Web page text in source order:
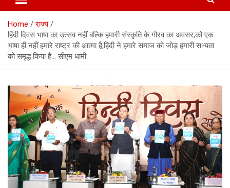
News, Uttarakhand News in
Hindi
Home
राज्य
हिंदी दिवस भाषा का उत्सव नहीं बल्कि हमारी संस्कृति के गौरव का अवसर,को एक
भाषा ही नहीं हमारे राष्ट्र की आत्मा है,हिंदी ने हमारे समाज को जोड़ हमारी सभ्यता
को समृद्ध किया है… सीएम धामी